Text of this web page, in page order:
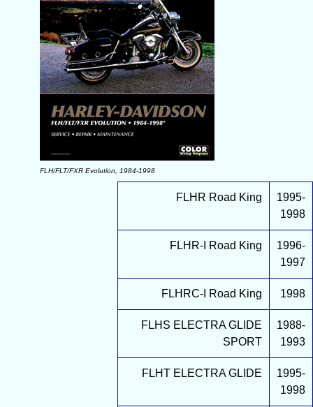
FLH/FLT/FXR Evolution, 1984-1998
FLHR Road King
1995-
1998
FLHR-I Road King
1996-
1997
FLHRC-I Road King 1998
FLHS ELECTRA GLIDE
SPORT
1988-
1993
FLHT ELECTRA GLIDE
1995-
1998